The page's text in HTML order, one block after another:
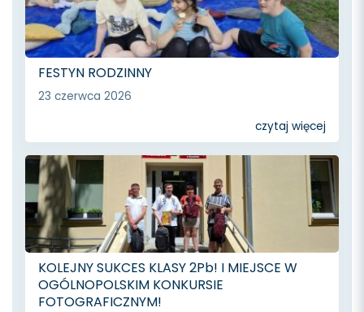
FESTYN RODZINNY
23 czerwca 2026
czytaj więcej
KOLEJNY SUKCES KLASY 2Pb! I MIEJSCE W
OGÓLNOPOLSKIM KONKURSIE
FOTOGRAFICZNYM!